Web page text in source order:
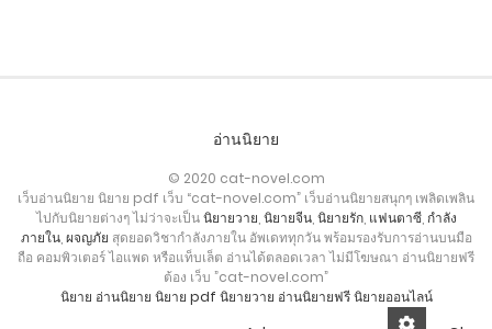
อ่านนิยาย
© 2020 cat-novel.com
เว็บอ่านนิยาย นิยาย pdf เว็บ “cat-novel.com” เว็บอ่านนิยายสนุกๆ เพลิดเพลิน
ไปกับนิยายต่างๆ ไม่ว่าจะเป็นนิยายวาย นิยายจีน, นิยายรัก, แฟนตาซี, กำลัง
ภายใน, ผจญภัย สุดยอดวิชากำลังภายใน อัพเดททุกวัน พร้อมรองรับการอ่านบนมือ
ถือ คอมพิวเตอร์ ไอแพด หรือแท็บเล็ต อ่านได้ตลอดเวลา ไม่มีโฆษณา อ่านนิยายฟรี
ต้อง เว็บ ”cat-novel.com”
นิยาย อ่านนิยาย นิยาย pdf นิยายวาย อ่านนิยายฟรี นิยายออนไลน์